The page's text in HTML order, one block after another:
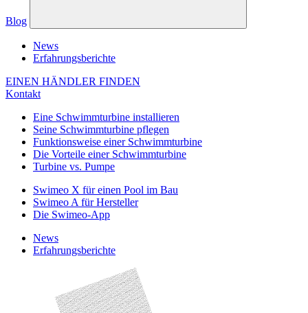
Blog
News
Erfahrungsberichte
EINEN HÄNDLER FINDEN
Kontakt
Eine Schwimmturbine installieren
Seine Schwimmturbine pflegen
Funktionsweise einer Schwimmturbine
Die Vorteile einer Schwimmturbine
Turbine vs. Pumpe
Swimeo X für einen Pool im Bau
Swimeo A für Hersteller
Die Swimeo-App
News
Erfahrungsberichte